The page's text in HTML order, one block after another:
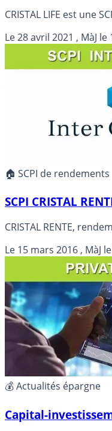
CRISTAL LIFE est une
Le28 avril 2021 , MàJ le
🏠 SCPI de rendements
SCPI CRISTAL
CRISTAL RENTE,
Le 15 mars 2016 , MàJ le
💰 Actualités épargne
Capital-